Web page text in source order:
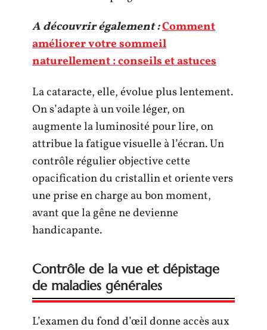
A découvrir également :Comment
améliorer votre sommeil
naturellement : conseils et astuces
La cataracte, elle, évolue plus lentement.
On s’adapte à un voile léger, on
augmente la luminosité pour lire, on
attribue la fatigue visuelle à l’écran. Un
contrôle régulier objective cette
opacification du cristallin et oriente vers
une prise en charge au bon moment,
avant que la gêne ne devienne
handicapante.
Contrôle de la vue et dépistage
de maladies générales
L’examen du fond d’œil donne accès aux